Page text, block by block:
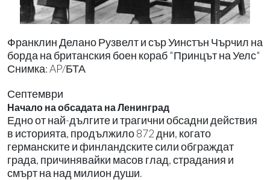
Франклин Делано Рузвелт и сър Уинстън Чърчил на
борда на британския боен кораб "Принцът на Уелс"
Снимка: AP/БТА
Септември
Начало на обсадата на Ленинград
Едно от най-дългите и трагични обсадни действия
в историята, продължило 872 дни, когато
германските и финландските сили обграждат
града, причинявайки масов глад, страдания и
смърт на над милион души.